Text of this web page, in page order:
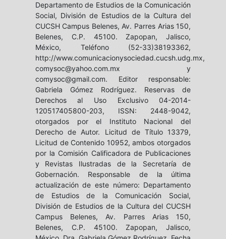
Departamento de Estudios de la Comunicación
Social, División de Estudios de la Cultura del
CUCSH Campus Belenes, Av. Parres Arias 150,
Belenes, C.P. 45100. Zapopan, Jalisco,
México, Teléfono (52-33)38193362,
http://www.comunicacionysociedad.cucsh.udg.mx,
comysoc@yahoo.com.mx y
comysoc@gmail.com. Editor responsable:
Gabriela Gómez Rodríguez. Reservas de
Derechos al Uso Exclusivo 04-2014-
120517405800-203, ISSN: 2448-9042,
otorgados por el Instituto Nacional del
Derecho de Autor. Licitud de Título 13379,
Licitud de Contenido 10952, ambos otorgados
por la Comisión Calificadora de Publicaciones
y Revistas Ilustradas de la Secretaría de
Gobernación. Responsable de la última
actualización de este número: Departamento
de Estudios de la Comunicación Social,
División de Estudios de la Cultura del CUCSH
Campus Belenes, Av. Parres Arias 150,
Belenes, C.P. 45100. Zapopan, Jalisco,